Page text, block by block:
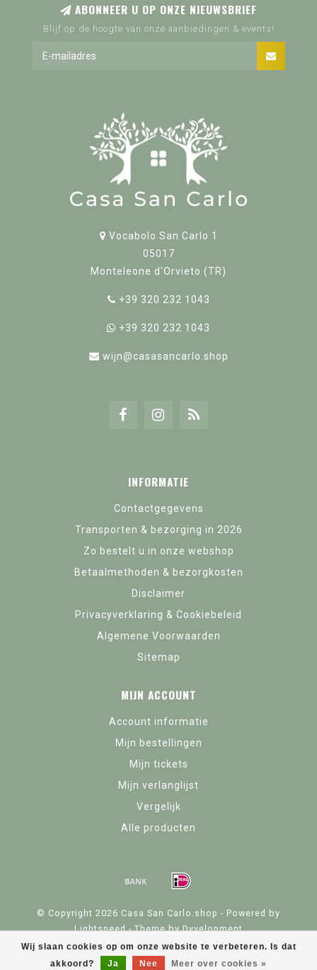
Wij slaan cookies op om onze website te verbeteren. Is dat
akkoord?
Ja Nee Meer over cookies »
ABONNEER U OP ONZE NIEUWSBRIEF
Blijf op de hoogte van onze aanbiedingen & events!
Vocabolo San Carlo 1
05017
Monteleone d'Orvieto (TR)
+39 320 232 1043
+39 320 232 1043
wijn@casasancarlo.shop
INFORMATIE
Contactgegevens
Transporten & bezorging in 2026
Zo bestelt u in onze webshop
Betaalmethoden & bezorgkosten
Disclaimer
Privacyverklaring & Cookiebeleid
Algemene Voorwaarden
Sitemap
MIJN ACCOUNT
Account informatie
Mijn bestellingen
Mijn tickets
Mijn verlanglijst
Vergelijk
Alle producten
© Copyright 2026 Casa San Carlo.shop - Powered by
Lightspeed- Theme byDyvelopment